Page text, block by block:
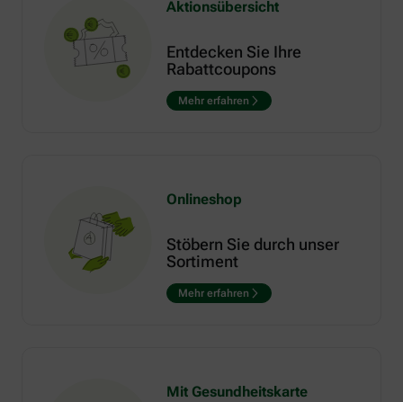
Aktionsübersicht
Entdecken Sie Ihre
Rabattcoupons
Mehr erfahren
Onlineshop
Stöbern Sie durch unser
Sortiment
Mehr erfahren
Mit Gesundheitskarte